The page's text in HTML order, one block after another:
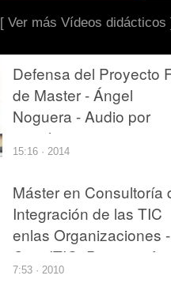
[ Ver más Vídeos didácticos
Defensa del Proyecto
de Master - Ángel
Noguera - Audio por
arreglar
15:16 · 2014
Máster en Consultoría
Integración de las TIC
enlas Organizaciones -
ConsITIO. Proyecto fin
de título de
7:53 · 2010